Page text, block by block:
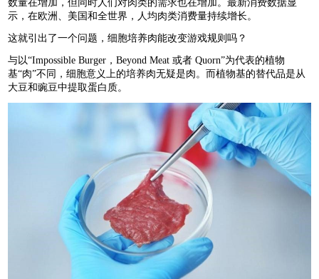
示，在欧洲、美国和全世界，人均肉类消费量持续增长。
这就引出了一个问题，细胞培养肉能改变游戏规则吗？
与以“Impossible Burger，Beyond Meat 或者 Quorn”为代表的植物
基“肉”不同，细胞意义上的培养肉无疑是肉。而植物基的替代品是从
大豆和豌豆中提取蛋白质。